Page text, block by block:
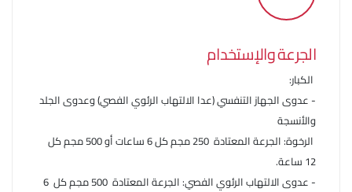
الجرعة والإستخدام
الكبار:
- عدوى الجهاز التنفسي (عدا الالتهاب الرئوي الفصي) وعدوى الجلد
والأنسجة
الرخوة: الجرعة المعتادة 250 مجم كل 6 ساعات أو 500 مجم كل
12 ساعة.
- عدوى الالتهاب الرئوي الفصي: الجرعة المعتادة 500 مجم كل 6